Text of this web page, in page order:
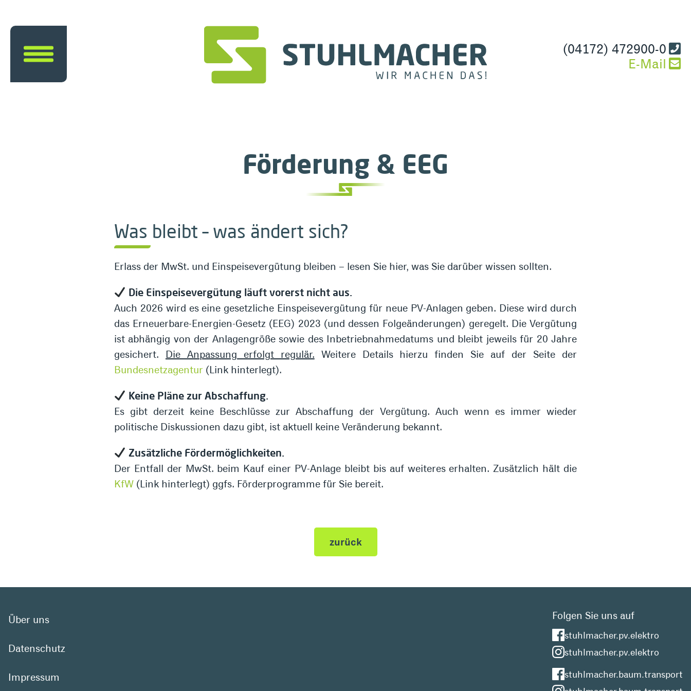
(04172) 472900-0
E-Mail
Förderung & EEG
Was bleibt – was ändert sich?
Erlass der MwSt. und Einspeisevergütung bleiben – lesen Sie hier, was Sie darüber wissen sollten.
Die Einspeisevergütung läuft vorerst nicht aus.
Auch 2026 wird es eine gesetzliche Einspeisevergütung für neue PV-Anlagen geben. Diese wird durch
das Erneuerbare-Energien-Gesetz (EEG) 2023 (und dessen Folgeänderungen) geregelt. Die Vergütung
ist abhängig von der Anlagengröße sowie des Inbetriebnahmedatums und bleibt jeweils für 20 Jahre
gesichert. Die Anpassung erfolgt regulär. Weitere Details hierzu finden Sie auf der Seite der
Bundesnetzagentur (Link hinterlegt).
Keine Pläne zur Abschaffung.
Es gibt derzeit keine Beschlüsse zur Abschaffung der Vergütung. Auch wenn es immer wieder
politische Diskussionen dazu gibt, ist aktuell keine Veränderung bekannt.
Zusätzliche Fördermöglichkeiten.
Der Entfall der MwSt. beim Kauf einer PV-Anlage bleibt bis auf weiteres erhalten. Zusätzlich hält die
KfW (Link hinterlegt) ggfs. Förderprogramme für Sie bereit.
zurück
Über uns
Datenschutz
Impressum
Folgen Sie uns auf
stuhlmacher.pv.elektro
stuhlmacher.pv.elektro
stuhlmacher.baum.transport